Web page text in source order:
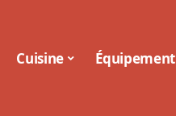
Cuisine Équipement